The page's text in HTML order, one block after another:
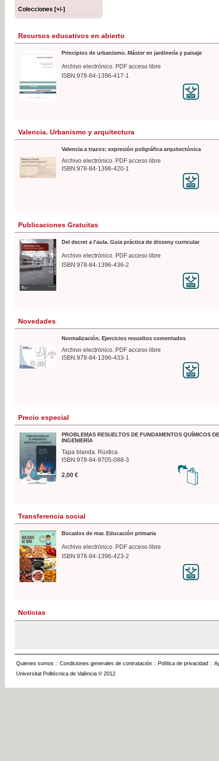
Colecciones [+/-]
Recursos educativos en abierto
Principios de urbanismo. Máster en jardinería y paisaje
Archivo electrónico. PDF acceso libre
ISBN:978-84-1396-417-1
Valencia. Urbanismo y arquitectura
Valencia a trazos: expresión poligráfica arquitectónica
Archivo electrónico. PDF acceso libre
ISBN:978-84-1396-420-1
Publicaciones Gratuitas
Del decret a l'aula. Guia práctica de disseny curricular
Archivo electrónico. PDF acceso libre
ISBN:978-84-1396-436-2
Novedades
Normalización. Ejercicios resueltos comentados
Archivo electrónico. PDF acceso libre
ISBN:978-84-1396-433-1
Precio especial
PROBLEMAS RESUELTOS DE FUNDAMENTOS QUÍMICOS
INGENIERÍA
Tapa blanda. Rústica
ISBN:978-84-9705-088-3
2,00 €
Transferencia social
Bocados de mar. Educación primaria
Archivo electrónico. PDF acceso libre
ISBN:978-84-1396-423-2
Noticias
Quienes somos :: Condiciones generales de contratación :: Política de privacidad ::
Universitat Politècnica de València © 2012